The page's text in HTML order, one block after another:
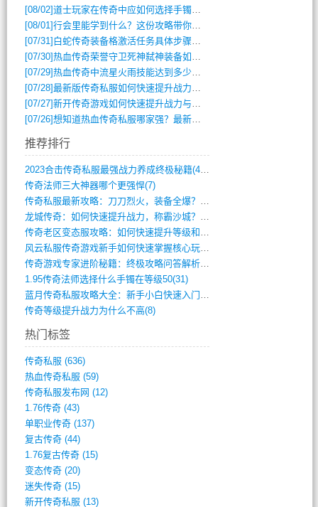
[08/02]道士玩家在传奇中应如何选择手镯装备？
[08/01]行会里能学到什么？这份攻略带你全掌握
[07/31] 白蛇传奇装备格激活任务具体步骤是什么？如何完成？
[07/30]热血传奇荣誉守卫死神弑神装备如何获取与佩戴攻略？
[07/29]热血传奇中流星火雨技能达到多少级可以开始练装备？
[07/28]最新版传奇私服如何快速提升战力与获取稀有装备？
[07/27]新开传奇游戏如何快速提升战力与获取稀有装备？
[07/26]想知道热血传奇私服哪家强？最新排行榜攻略全解析
推荐排行
2023合击传奇私服最强战力养成终极秘籍(428)
传奇法师三大神器哪个更强悍(7)
传奇私服最新攻略：刀刀烈火，装备全爆？攻(813)
龙城传奇：如何快速提升战力，称霸沙城？(802)
传奇老区变态服攻略：如何快速提升等级和战(379)
风云私服传奇游戏新手如何快速掌握核心玩法(616)
传奇游戏专家进阶秘籍：终极攻略问答解析(848)
1.95传奇法师选择什么手镯在等级50(31)
蓝月传奇私服攻略大全：新手小白快速入门指(386)
传奇等级提升战力为什么不高(8)
热门标签
传奇私服 (636)
热血传奇私服 (59)
传奇私服发布网 (12)
1.76传奇(43)
单职业传奇(137)
复古传奇(44)
1.76复古传奇(15)
变态传奇(20)
迷失传奇(15)
新开传奇私服 (13)